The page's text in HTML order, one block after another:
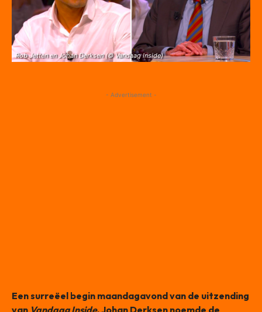
Rob Jetten en Johan Derksen (© Vandaag Inside)
- Advertisement -
Een surreëel begin maandagavond van de uitzending